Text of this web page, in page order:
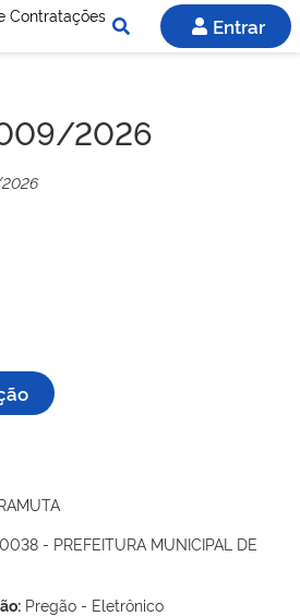
Contratações
Entrar
2026
- PREFEITURA MUNICIPAL DE
Pregão - Eletrônico